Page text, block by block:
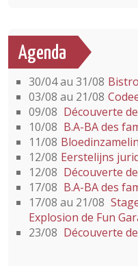
Agenda
30/04 au 31/08
03/08 au 21/08
09/08 Découverte
10/08 B.A-BA des
11/08
12/08 Eerstelijns
12/08 Découverte
17/08 B.A-BA des
17/08 au 21/08
Explosion de Fun
23/08 Découverte